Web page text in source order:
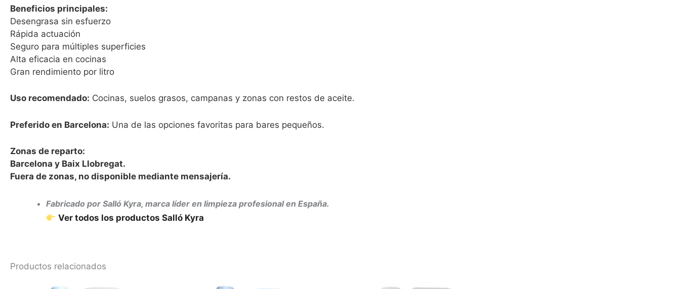
Beneficios principales:
Desengrasa sin esfuerzo
Rápida actuación
Seguro para múltiples superficies
Alta eficacia en cocinas
Gran rendimiento por litro
Uso recomendado: Cocinas, suelos grasos, campanas y zonas con restos de aceite.
Preferido en Barcelona: Una de las opciones favoritas para bares pequeños.
Zonas de reparto:
Barcelona y Baix Llobregat.
Fuera de zonas, no disponible mediante mensajería.
Fabricado por Salló Kyra, marca líder en limpieza profesional en España.
Ver todos los productos Salló Kyra
Productos relacionados